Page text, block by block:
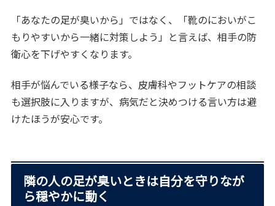
「あなたの足が臭いから」ではなく、「靴のにおいがこ
もりやすいから一緒に対策しよう」と言えば、相手の防
衛心を下げやすくなります。
相手が悩んでいる様子なら、皮膚科やフットケアの相談
も選択肢に入りますが、病気だと決めつける言い方は避
けたほうが安心です。
隣の人の足が臭いときは自分を守りなが
ら穏やかに動く